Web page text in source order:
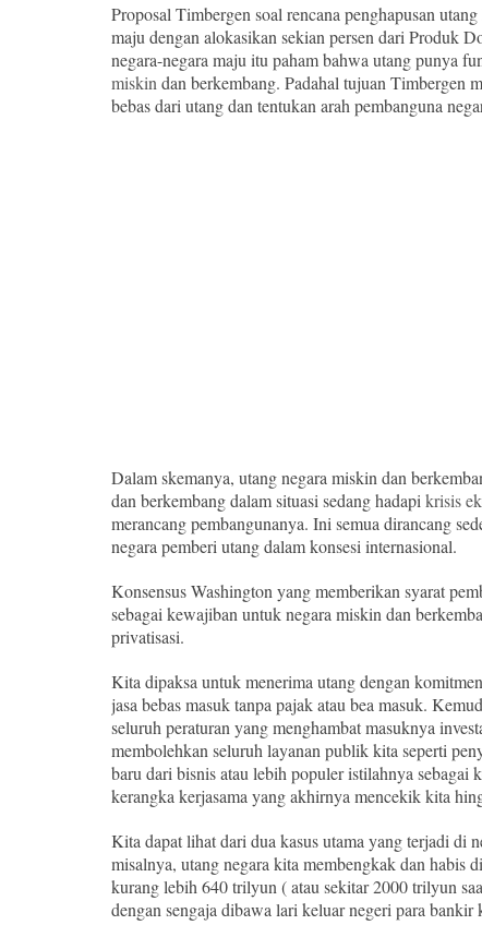
Proposal Timbergen soal rencana penghapusan
maju dengan alokasikan sekian persen dari Produk
negara-negara maju itu paham bahwa utang punya
miskin dan berkembang. Padahal tujuan Timbergen
bebas dari utang dan tentukan arah pembanguna
Dalam skemanya, utang negara miskin dan
dan berkembang dalam situasi sedang hadapi krisis
merancang pembangunanya. Ini semua dirancang
negara pemberi utang dalam konsesi internasional.
Konsensus Washington yang memberikan syarat
sebagai kewajiban untuk negara miskin dan
privatisasi.
Kita dipaksa untuk menerima utang dengan
jasa bebas masuk tanpa pajak atau bea masuk.
seluruh peraturan yang menghambat masuknya
membolehkan seluruh layanan publik kita seperti
baru dari bisnis atau lebih populer istilahnya sebagai
kerangka kerjasama yang akhirnya mencekik kita
Kita dapat lihat dari dua kasus utama yang terjadi di
misalnya, utang negara kita membengkak dan habis
kurang lebih 640 trilyun ( atau sekitar 2000 trilyun
dengan sengaja dibawa lari keluar negeri para